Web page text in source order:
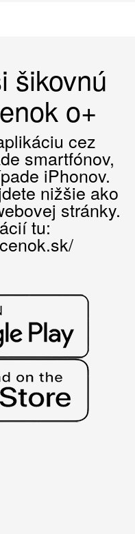
šikovnú
o+
cez
smartfónov,
iPhonov.
nižšie ako
stránky.
tu: